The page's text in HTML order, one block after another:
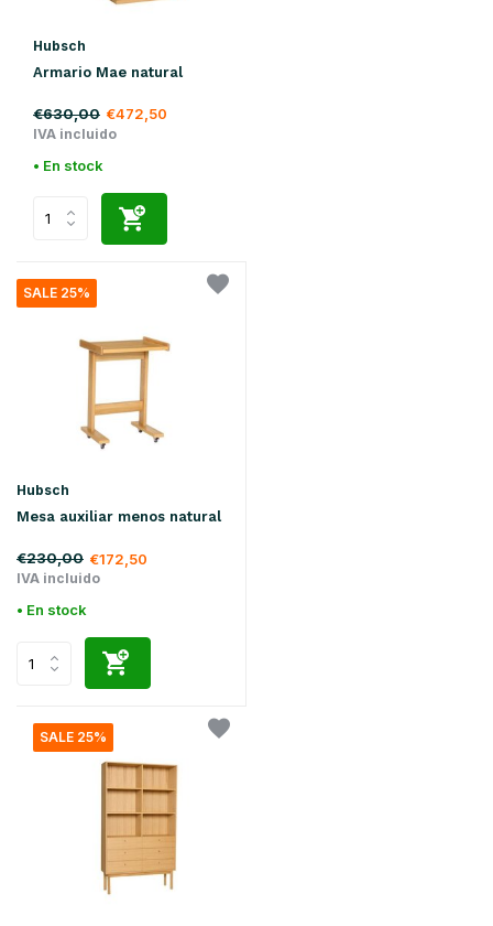
Hubsch
Armario Mae natural
€630,00 €472,50
IVA incluido
• En stock
SALE 25%
Hubsch
Mesa auxiliar menos natural
€230,00 €172,50
IVA incluido
• En stock
SALE 25%